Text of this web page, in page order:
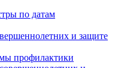
по датам
и защите
профилактики